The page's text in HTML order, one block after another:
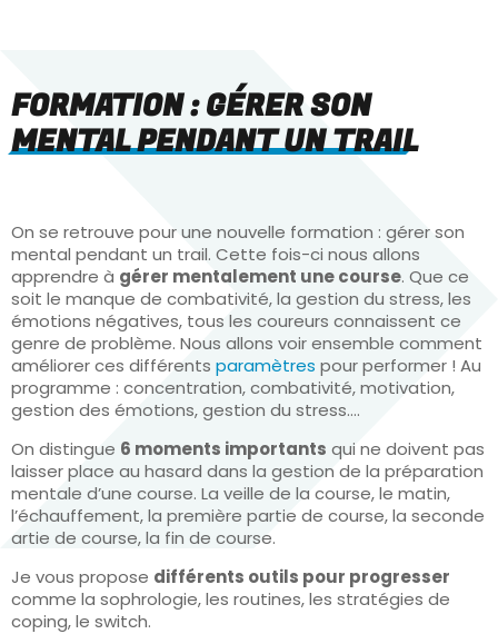
FORMATION : GÉRER SON
MENTAL PENDANT UN TRAIL
On se retrouve pour une nouvelle formation : gérer son
mental pendant un trail. Cette fois-ci nous allons
apprendre à gérer mentalement une course. Que ce
soit le manque de combativité, la gestion du stress, les
émotions négatives, tous les coureurs connaissent ce
genre de problème. Nous allons voir ensemble comment
améliorer ces différents paramètres pour performer ! Au
programme : concentration, combativité, motivation,
gestion des émotions, gestion du stress….
On distingue 6 moments importants qui ne doivent pas
laisser place au hasard dans la gestion de la préparation
mentale d’une course. La veille de la course, le matin,
l’échauffement, la première partie de course, la seconde
artie de course, la fin de course.
Je vous propose différents outils pour progresser
comme la sophrologie, les routines, les stratégies de
coping, le switch.